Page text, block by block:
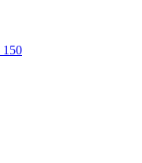
150